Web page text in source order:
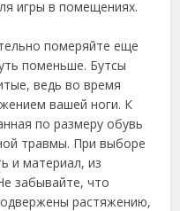
игры в помещениях.
померяйте еще
поменьше. Бутсы
ведь во время
вашей ноги. К
по размеру обувь
травмы. При выборе
и материал, из
забывайте, что
растяжению,